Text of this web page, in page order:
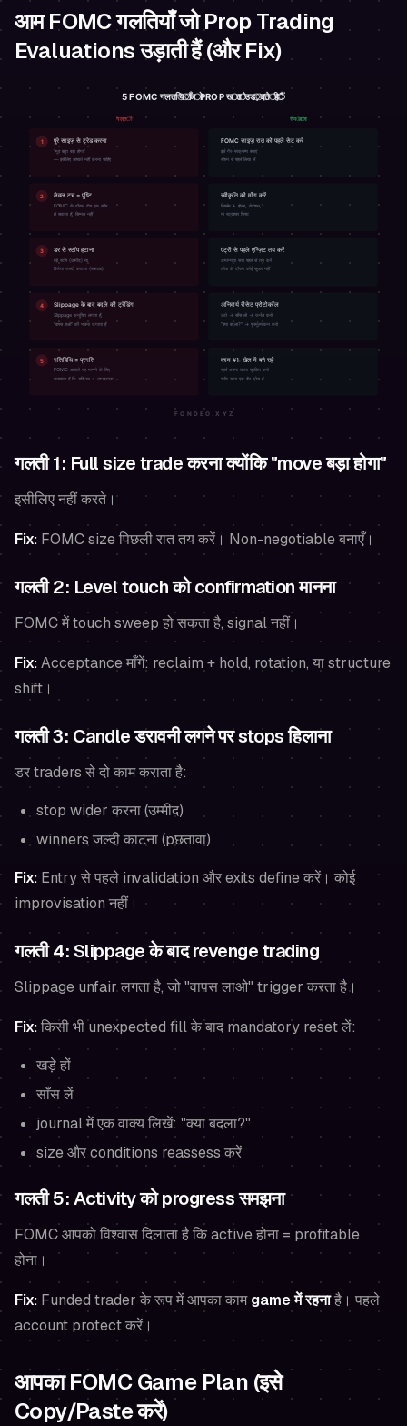
आम FOMC गलतियाँ जो Prop Trading
Evaluations उड़ाती हैं (और Fix)
गलती 1: Full size trade करना क्योंकि "move बड़ा होगा"
इसीलिए नहीं करते।
Fix: FOMC size पिछली रात तय करें। Non-negotiable बनाएँ।
गलती 2: Level touch को confirmation मानना
FOMC में touch sweep हो सकता है, signal नहीं।
Fix:Acceptance माँगें: reclaim + hold, rotation, या structure
shift।
गलती 3: Candle डरावनी लगने पर stops हिलाना
डर traders से दो काम कराता है:
stop wider करना (उम्मीद)
winners जल्दी काटना (pछतावा)
Fix: Entry से पहले invalidation और exits define करें। कोई
improvisation नहीं।
गलती 4: Slippage के बाद revenge trading
Slippage unfair लगता है, जो "वापस लाओ" trigger करता है।
Fix:किसी भी unexpected fill के बाद mandatory reset लें:
खड़े हों
साँस लें
journal में एक वाक्य लिखें: "क्या बदला?"
size और conditions reassess करें
गलती 5: Activity को progress समझना
FOMC आपको विश्वास दिलाता है कि active होना = profitable
होना।
Fix: Funded trader के रूप में आपका कामgame में रहनाहै। पहले
account protect करें।
आपका FOMC Game Plan (इसे
Copy/Paste करें)